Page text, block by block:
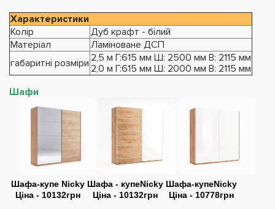
Характеристики
Колір
Дуб крафт - білий
Матеріал
Ламіноване ДСП
габаритні розміри 2,5 м Г:615 мм Ш: 2500 мм В: 2115 мм
2,0 м Г:615 мм Ш: 2000 мм В: 2115 мм
Шафи
Шафа-купе Nicky
Ціна - 10132грн
Шафа - купеNicky
Ціна - 10132грн
Шафа-купеNicky
Ціна - 10778грн